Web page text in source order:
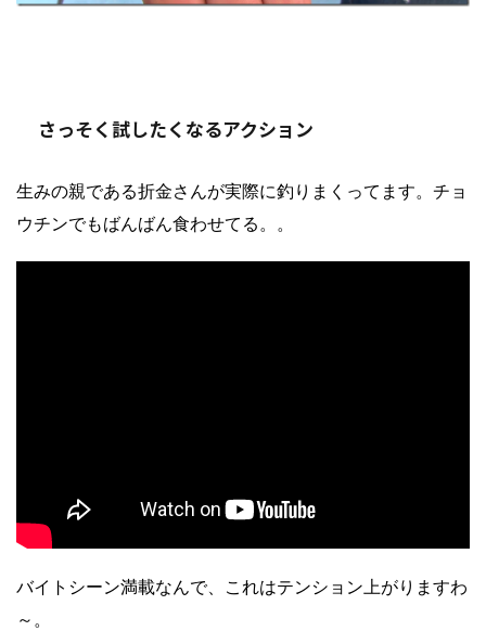
さっそく試したくなるアクション
生みの親である折金さんが実際に釣りまくってます。チョ
ウチンでもばんばん食わせてる。。
バイトシーン満載なんで、これはテンション上がりますわ
～。